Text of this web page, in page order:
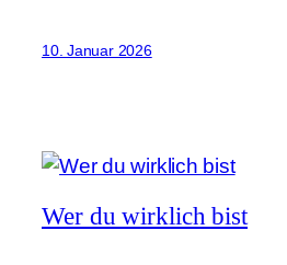
10. Januar 2026
Wer du wirklich bist